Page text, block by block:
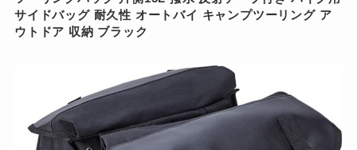
サイドバッグ 耐久性 オートバイ キャンプツーリング ア
ウトドア 収納 ブラック